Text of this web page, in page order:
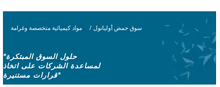
مواد كيميائية متخصصة وغرامة / سوق حمض أوليانول
"حلول السوق المبتكرة
لمساعدة الشركات على اتخاذ
قرارات مستنيرة"